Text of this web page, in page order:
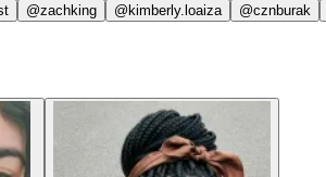
@zachking @kimberly.loaiza @cznburak